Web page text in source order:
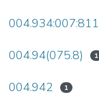
004.934:007:811
004.94(075.8) 1
004.942 1